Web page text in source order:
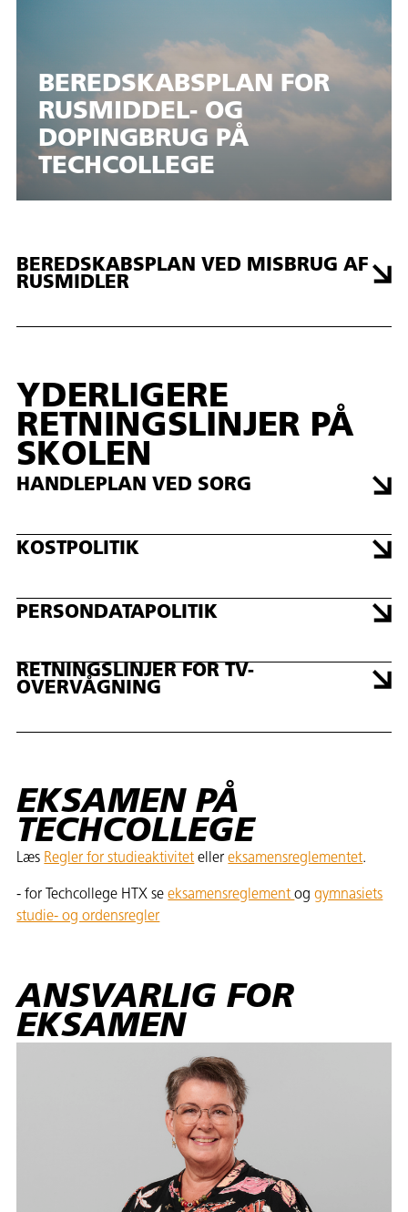
BEREDSKABSPLAN FOR
RUSMIDDEL- OG
DOPINGBRUG PÅ
TECHCOLLEGE
BEREDSKABSPLAN VED MISBRUG AF
RUSMIDLER
YDERLIGERE
RETNINGSLINJER PÅ
SKOLEN
HANDLEPLAN VED SORG
KOSTPOLITIK
PERSONDATAPOLITIK
RETNINGSLINJER FOR TV-
OVERVÅGNING
EKSAMEN PÅ
TECHCOLLEGE
Læs Regler for studieaktivitet ellereksamensreglementet.
- for Techcollege HTX seeksamensreglementoggymnasiets
studie- og ordensregler
ANSVARLIG FOR
EKSAMEN